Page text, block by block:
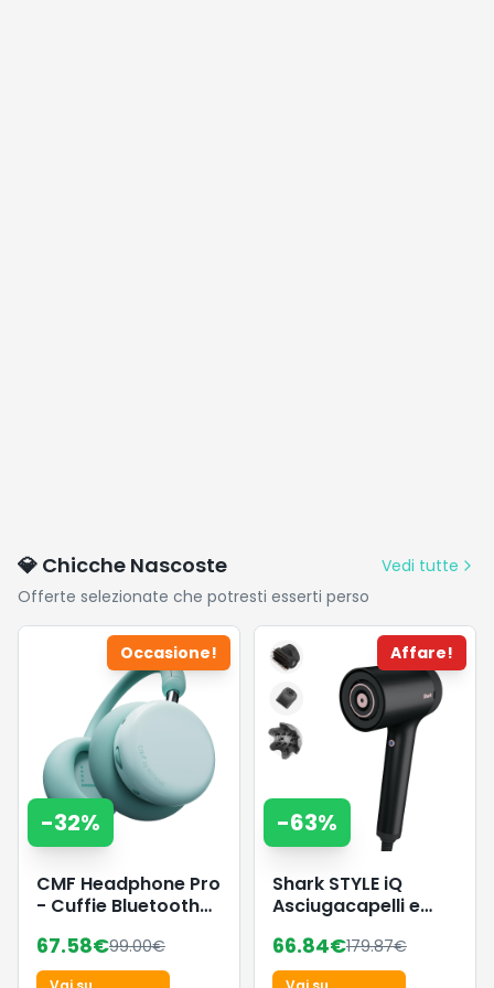
💎 Chicche Nascoste
Vedi tutte
Offerte selezionate che potresti esserti perso
Occasione!
-32%
CMF Headphone Pro
- Cuffie Bluetooth
Fino a 100h di
Batteria, Hi-Res con
67.58€99.00€
Affare!
-63%
Shark STYLE iQ
Asciugacapelli e
Ioni 3 in 1, con
Spazzola, Diffusore
66.84€179.87€